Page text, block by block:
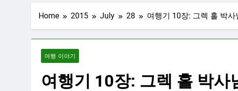
Home 2015 July 28 여행기 10장: 그렉 홀 박사
여행 이야기
여행기 10장: 그렉 홀 박사